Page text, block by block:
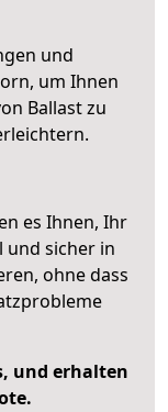
und
um Ihnen
Ballast zu
es Ihnen, Ihr
und sicher in
ohne dass
und erhalten